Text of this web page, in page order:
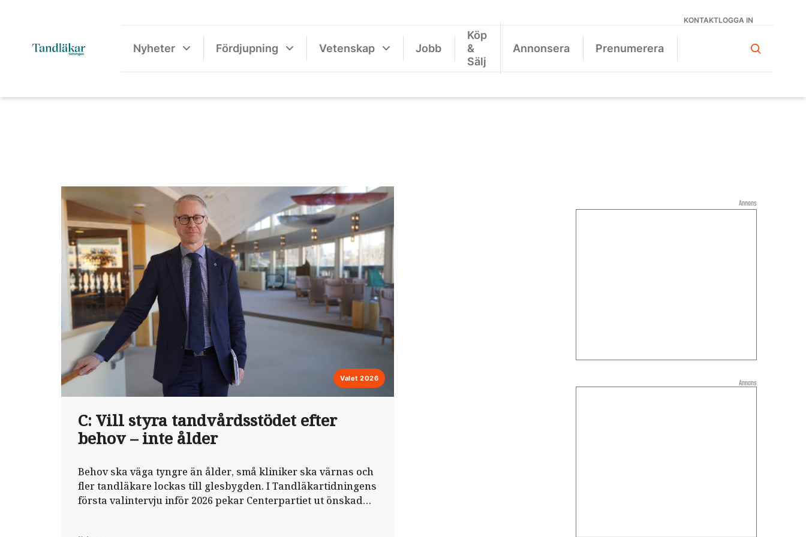
KONTAKTLOGGA IN
Nyheter Fördjupning Vetenskap Jobb
Köp
&
Sälj
Annonsera Prenumerera
Valet 2026
C: Vill styra tandvårdsstödet efter
behov – inte ålder
Behov ska väga tyngre än ålder, små kliniker ska värnas och
fler tandläkare lockas till glesbygden. I Tandläkartidningens
första valintervju inför 2026 pekar Centerpartiet ut önskad
Annons
Annons